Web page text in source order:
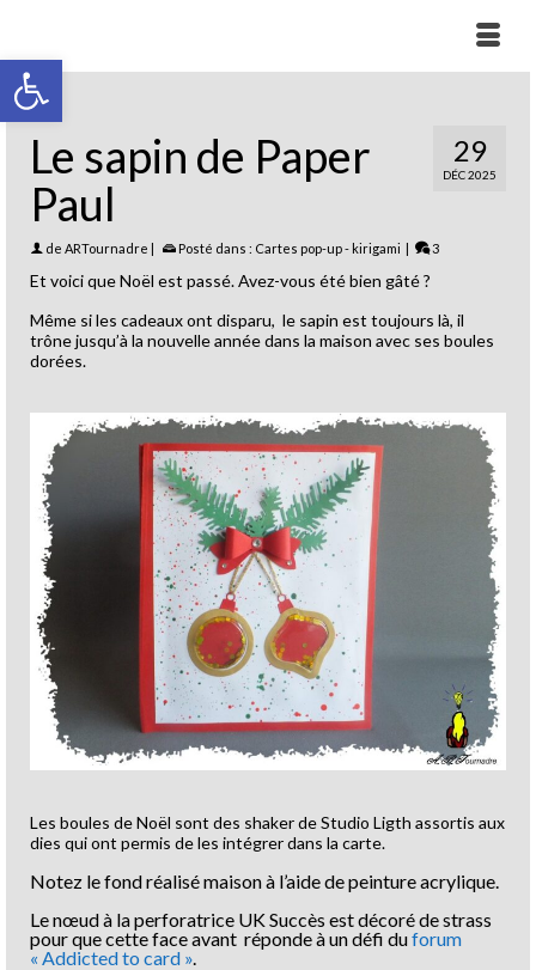
Ouvrir la barre d’outils
29
DÉC 2025
Le sapin de Paper
Paul
de ARTournadre | Posté dans : Cartes pop-up - kirigami | 3
Et voici que Noël est passé. Avez-vous été bien gâté ?
Même si les cadeaux ont disparu, le sapin est toujours là, il
trône jusqu’à la nouvelle année dans la maison avec ses boules
dorées.
Les boules de Noël sont des shaker de Studio Ligth assortis aux
dies qui ont permis de les intégrer dans la carte.
Notez le fond réalisé maison à l’aide de peinture acrylique.
Le nœud à la perforatrice UK Succès est décoré de strass
pour que cette face avant réponde à un défi duforum
« Addicted to card »